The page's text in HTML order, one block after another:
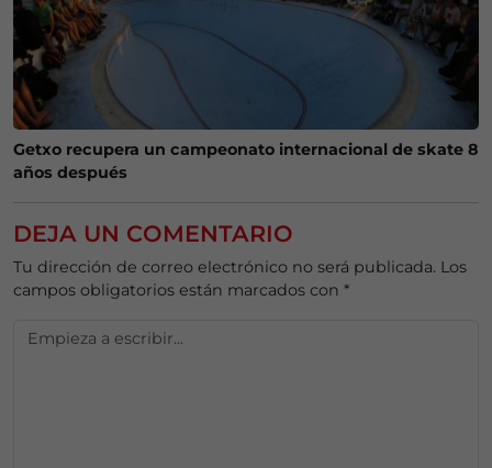
Getxo recupera un campeonato internacional de skate 8
años después
DEJA UN COMENTARIO
Tu dirección de correo electrónico no será publicada. Los
campos obligatorios están marcados con *